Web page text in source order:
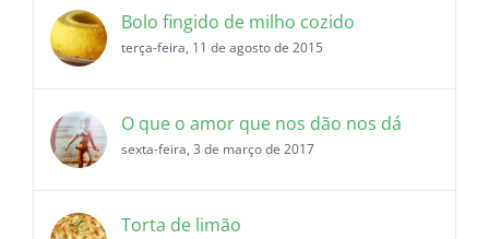
Bolo fingido de milho cozido
terça-feira, 11 de agosto de 2015
O que o amor que nos dão nos dá
sexta-feira, 3 de março de 2017
Torta de limão